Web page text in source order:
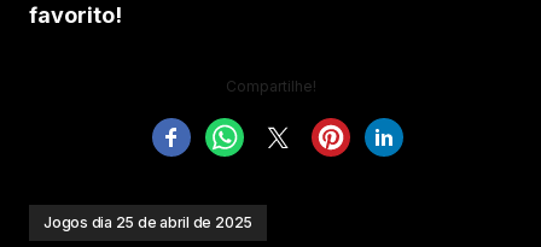
favorito!
Compartilhe!
Jogos dia 25 de abril de 2025